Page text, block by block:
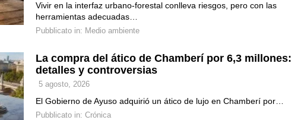
Vivir en la interfaz urbano-forestal conlleva riesgos, pero con las
herramientas adecuadas…
Pubblicato in: Medio ambiente
La compra del ático de Chamberí por 6,3 millones:
detalles y controversias
5 agosto, 2026
El Gobierno de Ayuso adquirió un ático de lujo en Chamberí por…
Pubblicato in: Crónica